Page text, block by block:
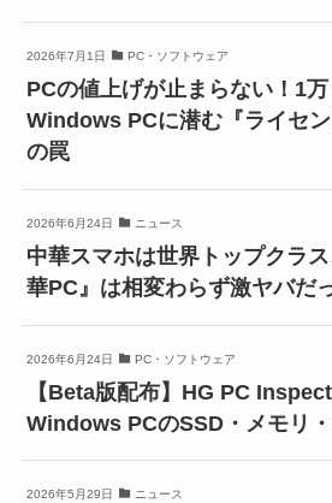
2026年7月1日 PC・ソフトウェア
PCの値上げが止まらない！1
Windows PCに潜む『ライセン
の罠
2026年6月24日 ニュース
中華スマホは世界トップクラ
華PC』は相変わらず激ヤバだ
2026年6月24日 PC・ソフトウェア
【Beta版配布】HG PC
Windows PCのSSD・メモリ
2026年5月29日 ニュース